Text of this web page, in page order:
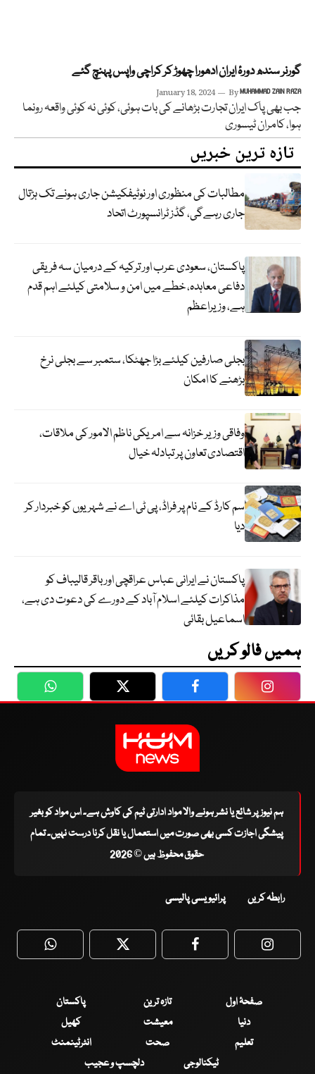
گورنر سندھ دورۂ ایران ادھورا چھوڑ کر کراچی واپس پہنچ گئے
January 18, 2024 ByMUHAMMAD ZAIN RAZA
جب بھی پاک ایران تجارت بڑھانے کی بات ہوئی، کوئی نہ کوئی واقعہ رونما
ہوا، کامران ٹیسوری
تازہ ترین خبریں
مطالبات کی منظوری اور نوٹیفکیشن جاری ہونے تک ہڑتال
جاری رہےگی، گڈز ٹرانسپورٹ اتحاد
پاکستان، سعودی عرب اور ترکیہ کے درمیان سہ فریقی
دفاعی معاہدہ، خطے میں امن و سلامتی کیلئے اہم قدم
ہے، وزیراعظم
بجلی صارفین کیلئے بڑا جھٹکا، ستمبر سے بجلی نرخ
بڑھنے کا امکان
وفاقی وزیر خزانہ سے امریکی ناظم الامور کی ملاقات،
اقتصادی تعاون پر تبادلہ خیال
سم کارڈ کے نام پر فراڈ، پی ٹی اے نے شہریوں کو خبردار کر
دیا
پاکستان نے ایرانی عباس عراقچی اورباقر قالیباف کو
مذاکرات کیلئے اسلام آباد کے دورے کی دعوت دی ہے،
اسماعیل بقائی
ہمیں فالو کریں
WhatsApp Twitter Facebook
ہم نیوز پر شائع یا نشر ہونے والا مواد ادارتی ٹیم کی کاوش ہے۔ اس مواد کو بغیر
پیشگی اجازت کسی بھی صورت میں استعمال یا نقل کرنا درست نہیں۔ تمام
حقوق محفوظ ہیں © 2026
رابطہ کریں پرائیویسی پالیسی
WhatsApp Twitter Facebook
صفحۂ اول تازہ ترین
پاکستان
دنیا
معیشت
کھیل
تعلیم
صحت
انٹرٹینمنٹ
ٹیکنالوجی
دلچسپ و عجیب